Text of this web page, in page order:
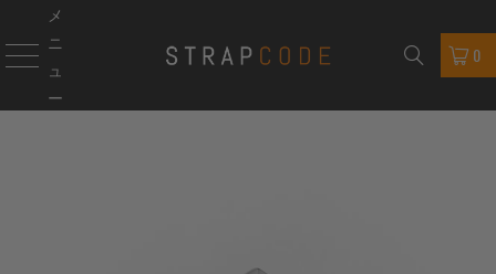
メ
ニ
ュ
ー
0